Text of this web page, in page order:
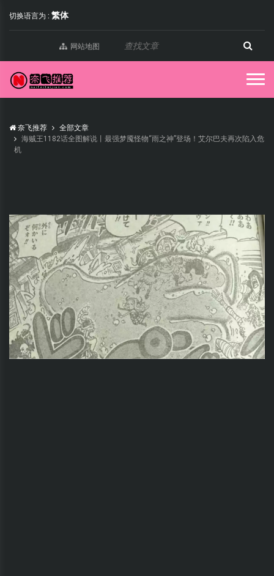
切换语言为 : 繁体
网站地图
奈飞推荐
全部文章
海贼王1182话全图解说丨最强梦魇怪物“雨之神”登场！艾尔巴夫再次陷入危
机